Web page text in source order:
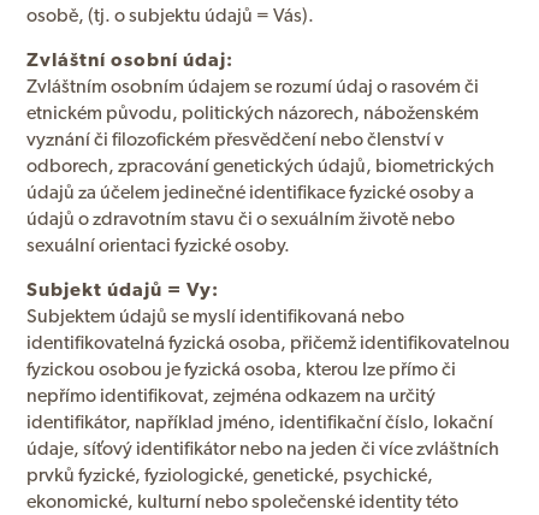
osobě, (tj. o subjektu údajů = Vás).
Zvláštní osobní údaj:
Zvláštním osobním údajem se rozumí údaj o rasovém či
etnickém původu, politických názorech, náboženském
vyznání či filozofickém přesvědčení nebo členství v
odborech, zpracování genetických údajů, biometrických
údajů za účelem jedinečné identifikace fyzické osoby a
údajů o zdravotním stavu či o sexuálním životě nebo
sexuální orientaci fyzické osoby.
Subjekt údajů = Vy:
Subjektem údajů se myslí identifikovaná nebo
identifikovatelná fyzická osoba, přičemž identifikovatelnou
fyzickou osobou je fyzická osoba, kterou lze přímo či
nepřímo identifikovat, zejména odkazem na určitý
identifikátor, například jméno, identifikační číslo, lokační
údaje, síťový identifikátor nebo na jeden či více zvláštních
prvků fyzické, fyziologické, genetické, psychické,
ekonomické, kulturní nebo společenské identity této